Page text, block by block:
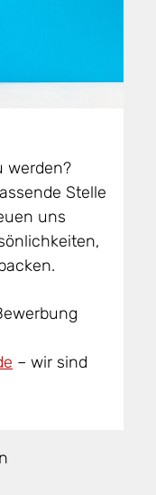
werden?
Stelle
uns
– wir sind